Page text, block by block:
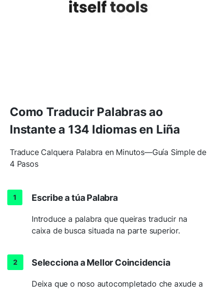
Como Traducir Palabras ao
Instante a 134 Idiomas en Liña
Traduce Calquera Palabra en Minutos—Guía Simple de
4 Pasos
Escribe a túa Palabra
Introduce a palabra que queiras traducir na
caixa de busca situada na parte superior.
Selecciona a Mellor Coincidencia
Deixa que o noso autocompletado che axude a